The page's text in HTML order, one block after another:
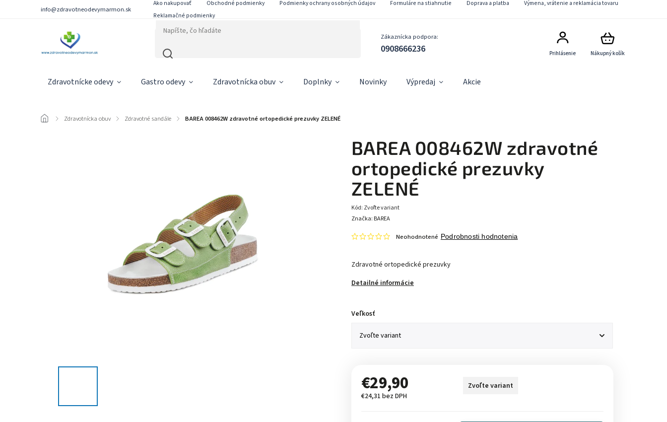
info@zdravotneodevymarmon.sk
Ako nakupovať Obchodné podmienky Podmienky ochrany osobných údajov Formuláre na stiahnutie Doprava a platba
Výmena, vrátenie a reklamácia tovaru
Reklamačné podmienky
Zákaznícka podpora:
0908666236 Nákupný košík
Prihlásenie
Zdravotnícke odevy Gastro odevy Zdravotnícka obuv Doplnky Novinky Výpredaj Akcie
/ Zdravotnícka obuv / Zdravotné sandále / BAREA 008462W zdravotné ortopedické prezuvky ZELENÉ
BAREA 008462W zdravotné
ortopedické prezuvky
ZELENÉ
Kód: Zvoľte variant
Neohodnotené Podrobnosti hodnotenia
Zdravotné ortopedické prezuvky
Detailné informácie
Značka: BAREA
Veľkosť
€29,90
€24,31 bez DPH
Zvoľte variant